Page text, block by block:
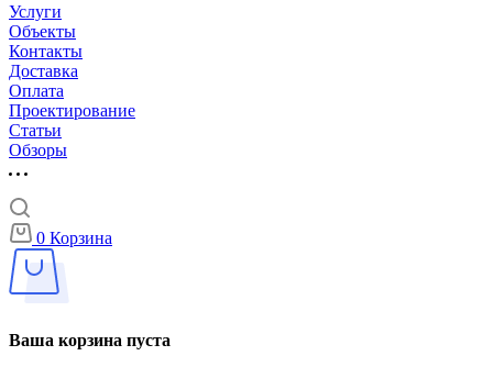
Услуги
Объекты
Контакты
Доставка
Оплата
Проектирование
Статьи
Обзоры
0 Корзина
Ваша корзина пуста